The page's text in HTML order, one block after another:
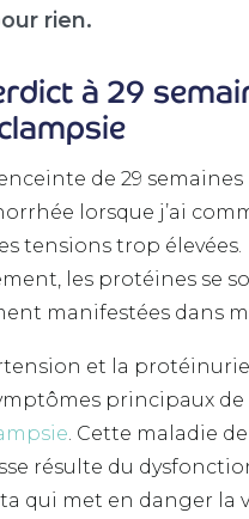
rien.
à 29
de 29 semaines
lorsque j’ai
tensions trop élevées.
les protéines se
manifestées dans
et la
principaux de
. Cette maladie
résulte du
qui met en danger la